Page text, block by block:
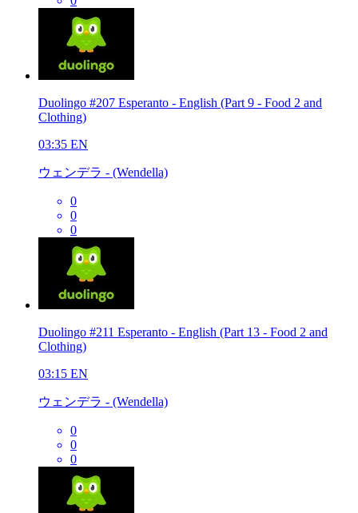
Duolingo #207 Esperanto - English (Part 9 - Food 2 and
Clothing)
03:35 EN
ウェンデラ - (Wendella)
0
0
0
Duolingo #211 Esperanto - English (Part 13 - Food 2 and
Clothing)
03:15 EN
ウェンデラ - (Wendella)
0
0
0